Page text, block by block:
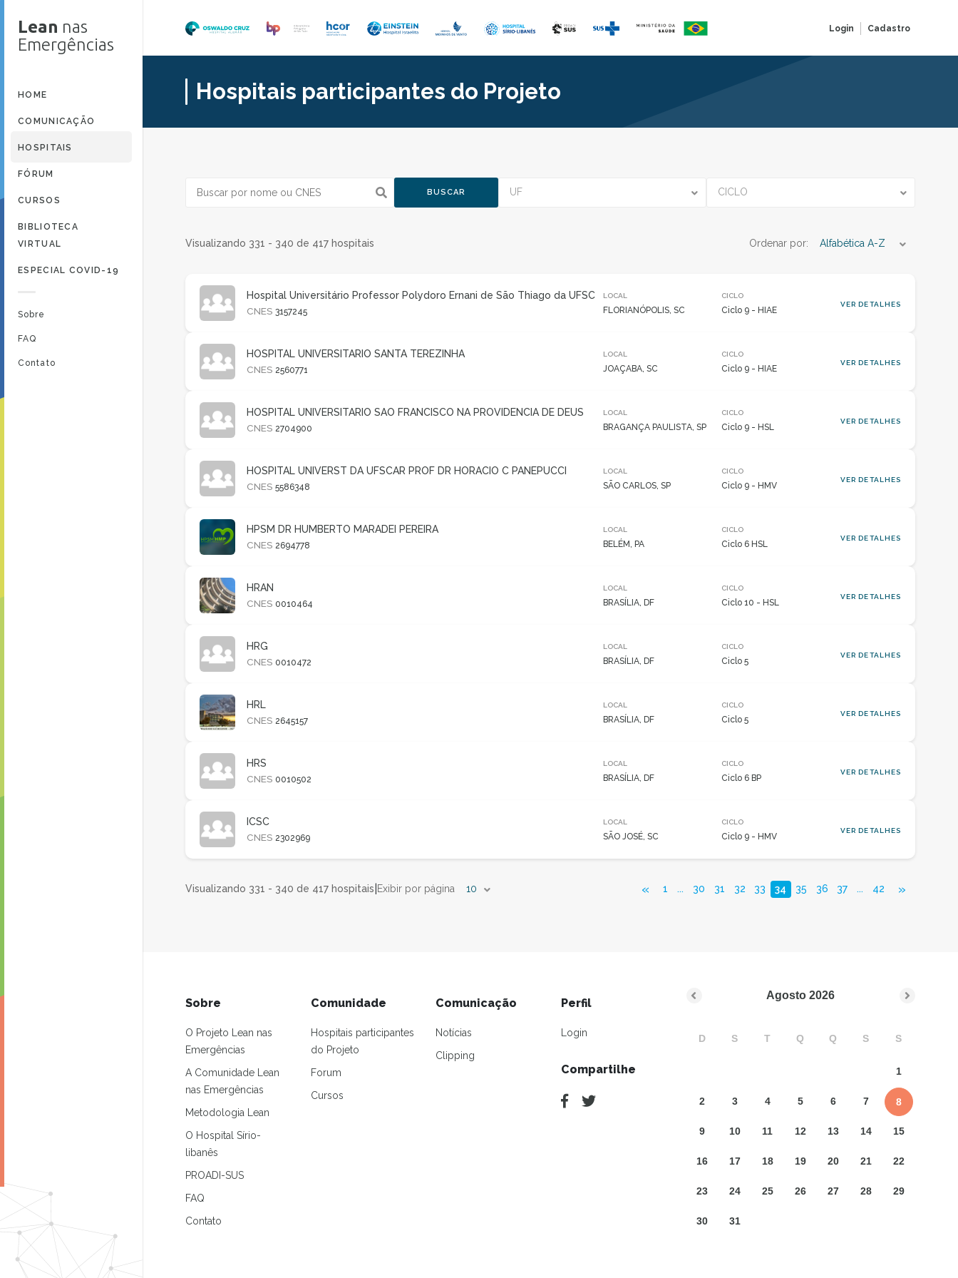
Login Cadastro
Lean nas
Emergências
HOME
COMUNICAÇÃO
HOSPITAIS
FÓRUM
CURSOS
BIBLIOTECA
VIRTUAL
ESPECIAL COVID-19
Sobre
FAQ
Contato
Hospitais participantes do Projeto
BUSCAR UF CICLO
Visualizando 331 - 340 de 417 hospitais Ordenar por: Alfabética A-Z
Hospital Universitário Professor Polydoro Ernani de São Thiago da UFSC
CNES 3157245
LOCAL
FLORIANÓPOLIS, SC
CICLO
Ciclo 9 - HIAE
VER DETALHES
HOSPITAL UNIVERSITARIO SANTA TEREZINHA
CNES 2560771
LOCAL
JOAÇABA, SC
CICLO
Ciclo 9 - HIAE
VER DETALHES
HOSPITAL UNIVERSITARIO SAO FRANCISCO NA PROVIDENCIA DE DEUS
CNES 2704900
LOCAL
BRAGANÇA PAULISTA, SP
CICLO
Ciclo 9 - HSL
VER DETALHES
HOSPITAL UNIVERST DA UFSCAR PROF DR HORACIO C PANEPUCCI
CNES 5586348
LOCAL
SÃO CARLOS, SP
CICLO
Ciclo 9 - HMV
VER DETALHES
HPSM DR HUMBERTO MARADEI PEREIRA
CNES 2694778
LOCAL
BELÉM, PA
CICLO
Ciclo 6 HSL
VER DETALHES
HRAN
CNES 0010464
LOCAL
BRASÍLIA, DF
CICLO
Ciclo 10 - HSL
VER DETALHES
HRG
CNES 0010472
LOCAL
BRASÍLIA, DF
CICLO
Ciclo 5
VER DETALHES
HRL
CNES 2645157
LOCAL
BRASÍLIA, DF
CICLO
Ciclo 5
VER DETALHES
HRS
CNES 0010502
LOCAL
BRASÍLIA, DF
CICLO
Ciclo 6 BP
VER DETALHES
ICSC
CNES 2302969
LOCAL
SÃO JOSÉ, SC
CICLO
Ciclo 9 - HMV
VER DETALHES
Visualizando 331 - 340 de 417 hospitais Exibir por página 10 « 1 ... 30 31 32 33 34 35 36 37 ... 42 »
Sobre
O Projeto Lean nas
Emergências
A Comunidade Lean
nas Emergências
Metodologia Lean
O Hospital Sírio-
libanês
PROADI-SUS
FAQ
Contato
Comunidade
Hospitais participantes
do Projeto
Forum
Cursos
Comunicação
Notícias
Clipping
Perfil
Login
Compartilhe
Agosto 2026
D S T Q Q S S
1
2 3 4 5 6 7 8
9 10 11 12 13 14 15
16 17 18 19 20 21 22
23 24 25 26 27 28 29
30 31